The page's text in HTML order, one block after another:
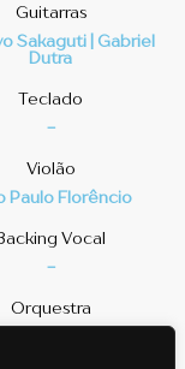
Guitarras
Sakaguti | Gabriel
Dutra
Teclado
-
Violão
Paulo Florêncio
Vocal
-
Orquestra